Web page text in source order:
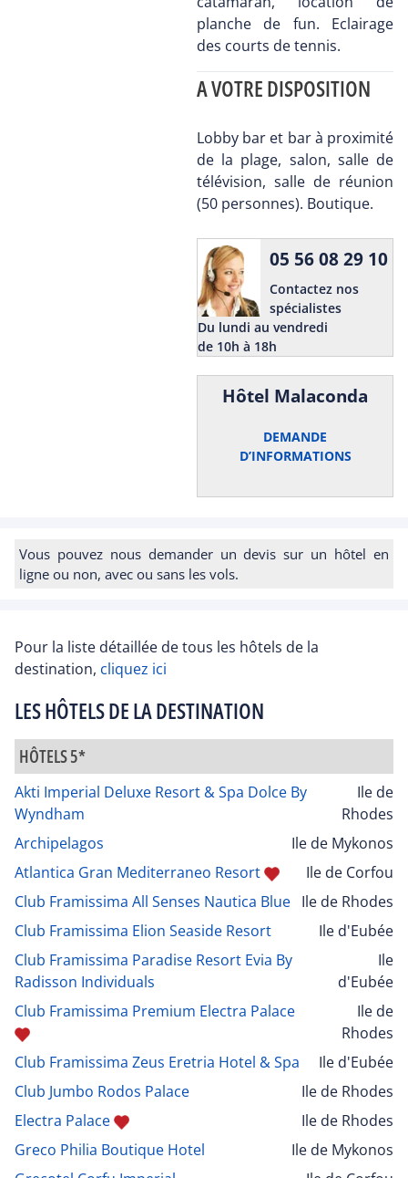
planche de fun. Eclairage
des courts de tennis.
A VOTRE DISPOSITION
Lobby bar et bar à proximité
de la plage, salon, salle de
télévision, salle de réunion
(50 personnes). Boutique.
05 56 08 29 10
Contactez nos
spécialistes
Du lundi au vendredi
de 10h à 18h
Hôtel Malaconda
DEMANDE
D’INFORMATIONS
Vous pouvez nous demander un devis sur un hôtel en
ligne ou non, avec ou sans les vols.
Pour la liste détaillée de tous les hôtels de la
destination, cliquez ici
LES HÔTELS DE LA DESTINATION
HÔTELS 5*
Akti Imperial Deluxe Resort & Spa Dolce By
Wyndham
Ile de
Rhodes
Archipelagos
Ile de Mykonos
Atlantica Gran Mediterraneo Resort
Ile de Corfou
Club Framissima All Senses Nautica Blue Ile de Rhodes
Club Framissima Elion Seaside Resort
Ile d'Eubée
Club Framissima Paradise Resort Evia By
Radisson Individuals
Ile
d'Eubée
Club Framissima Premium Electra Palace
Ile de
Rhodes
Club Framissima Zeus Eretria Hotel & Spa
Ile d'Eubée
Club Jumbo Rodos Palace
Ile de Rhodes
Electra Palace
Ile de Rhodes
Greco Philia Boutique Hotel
Ile de Mykonos